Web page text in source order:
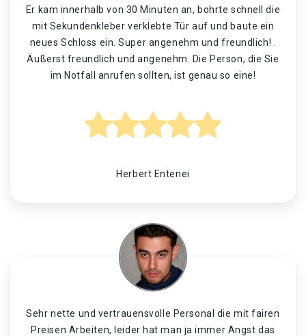
Er kam innerhalb von 30 Minuten an, bohrte schnell die
mit Sekundenkleber verklebte Tür auf und baute ein
neues Schloss ein. Super angenehm und freundlich! .
Äußerst freundlich und angenehm. Die Person, die Sie
im Notfall anrufen sollten, ist genau so eine!
Herbert Entenei
Sehr nette und vertrauensvolle Personal die mit fairen
Preisen Arbeiten, leider hat man ja immer Angst das